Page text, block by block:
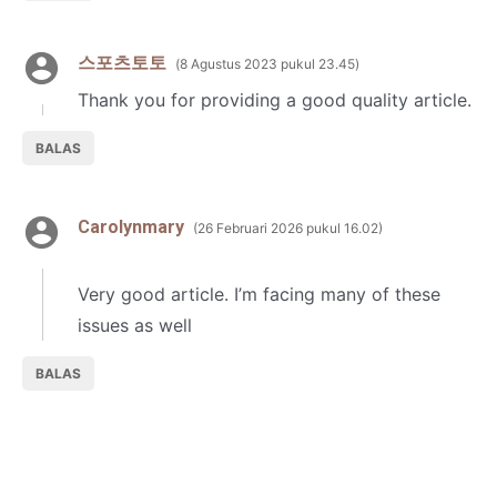
스포츠토토 8 Agustus 2023 pukul 23.45
Thank you for providing a good quality article.
BALAS
Carolynmary 26 Februari 2026 pukul 16.02
Very good article. I’m facing many of these
issues as well
BALAS